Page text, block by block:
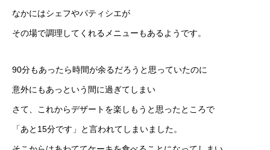
なかにはシェフやパティシエが
その場で調理してくれるメニューもあるようです。
90分もあったら時間が余るだろうと思っていたのに
意外にもあっという間に過ぎてしまい
さて、これからデザートを楽しもうと思ったところで
「あと15分です」と言われてしまいました。